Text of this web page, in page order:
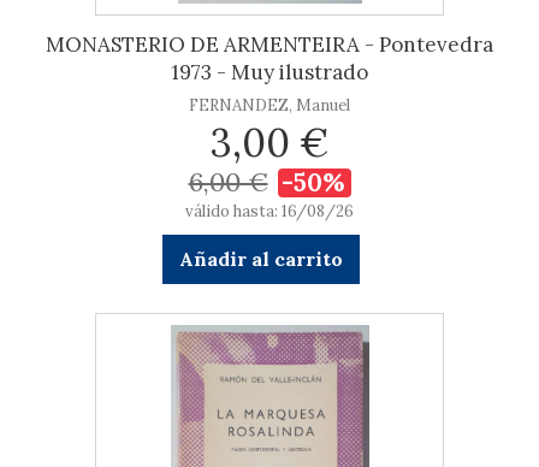
MONASTERIO DE ARMENTEIRA - Pontevedra
1973 - Muy ilustrado
FERNANDEZ, Manuel
3,00 €
6,00 € -50%
válido hasta: 16/08/26
Añadir al carrito